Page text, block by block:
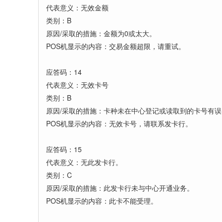
代表意义：无效金额
类别：B
原因/采取的措施：金额为0或太大。
POS机显示的内容：交易金额超限，请重试。
应答码：14
代表意义：无效卡号
类别：B
原因/采取的措施：卡种未在中心登记或读取到的卡号有
POS机显示的内容：无效卡号，请联系发卡行。
应答码：15
代表意义：无此发卡行。
类别：C
原因/采取的措施：此发卡行未与中心开通业务。
POS机显示的内容：此卡不能受理。